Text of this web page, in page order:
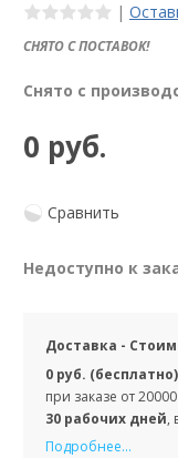
|
СНЯТО С ПОСТАВОК!
Снято с
0 руб.
Сравнить
Недоступно к
Доставка -
0 руб. (бесплатно)
при заказе от
30 рабочих дней,
Подробнее...